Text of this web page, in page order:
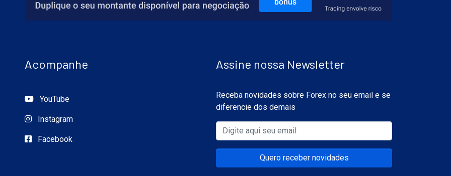
Acompanhe
YouTube
Instagram
Facebook
Assine nossa Newsletter
Receba novidades sobre Forex no seu email e se
diferencie dos demais
Quero receber novidades